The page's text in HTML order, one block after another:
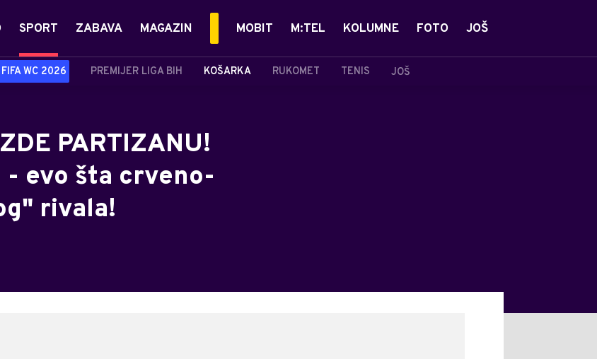
SPORT
FIFA WC 2026 PREMIJER LIGA BIH KOŠARKA RUKOMET TENIS JOŠ
ZABAVA MAGAZIN MOBIT M:TEL KOLUMNE FOTO JOŠ
PARTIZANU!
- evo šta crveno-
rivala!